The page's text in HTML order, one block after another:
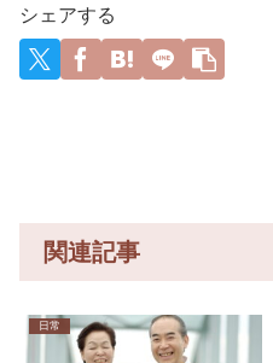
入社員に
メンタル
やられて
る
シェアする
関連記事
日常